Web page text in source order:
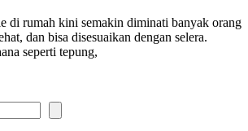
di rumah kini semakin diminati banyak orang
dan bisa disesuaikan dengan selera.
seperti tepung,